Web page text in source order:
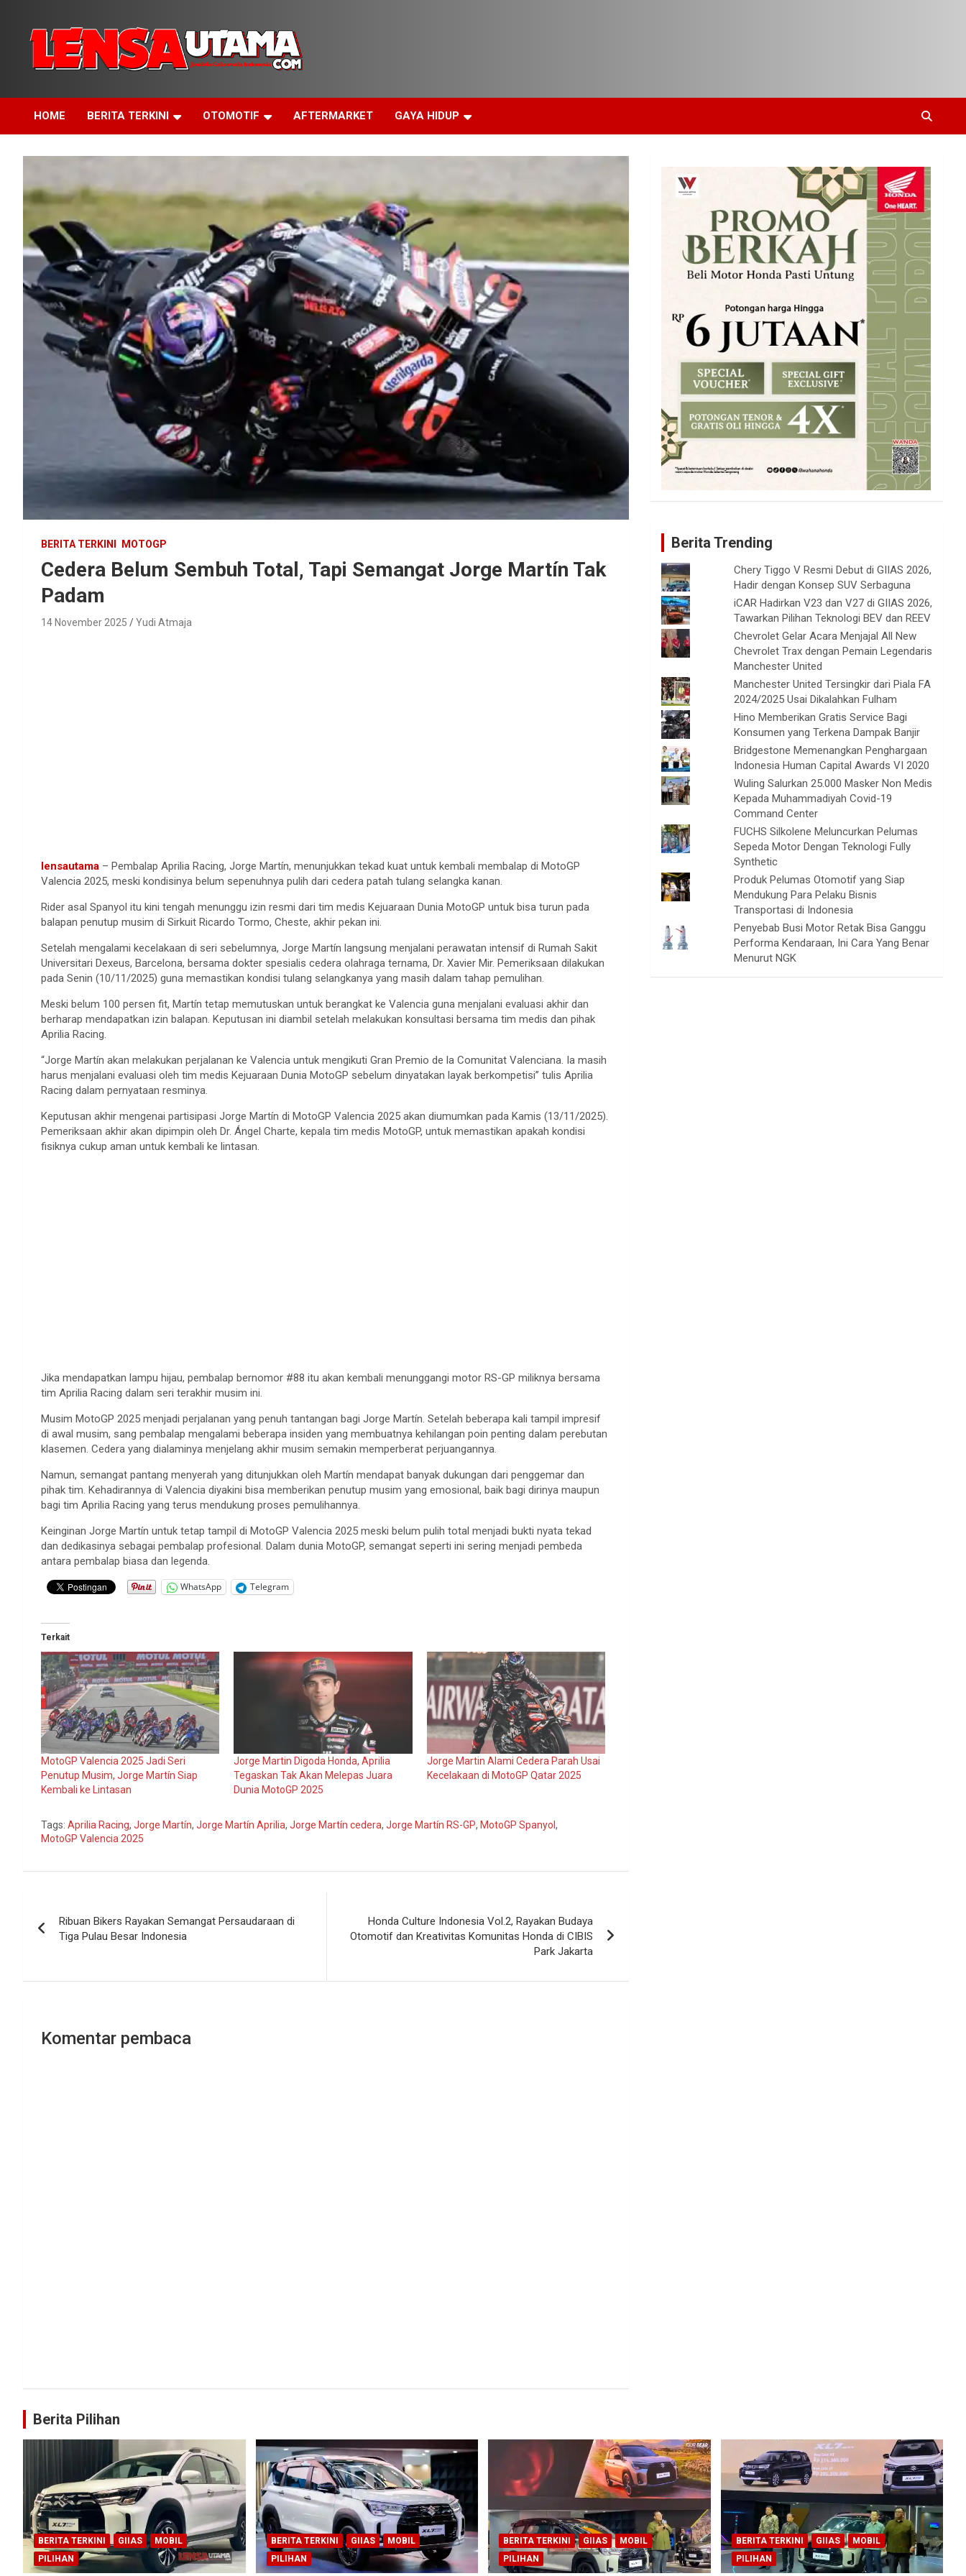
content
LensaUtama
HOME BERITA TERKINI OTOMOTIF AFTERMARKET GAYA HIDUP
BERITA TERKINI MOTOGP
Cedera Belum Sembuh Total, Tapi Semangat Jorge Martín Tak
Padam
14 November 2025 Yudi Atmaja
lensautama – Pembalap Aprilia Racing, Jorge Martín, menunjukkan tekad kuat untuk kembali membalap di MotoGP
Valencia 2025, meski kondisinya belum sepenuhnya pulih dari cedera patah tulang selangka kanan.
Rider asal Spanyol itu kini tengah menunggu izin resmi dari tim medis Kejuaraan Dunia MotoGP untuk bisa turun pada
balapan penutup musim di Sirkuit Ricardo Tormo, Cheste, akhir pekan ini.
Setelah mengalami kecelakaan di seri sebelumnya, Jorge Martín langsung menjalani perawatan intensif di Rumah Sakit
Universitari Dexeus, Barcelona, bersama dokter spesialis cedera olahraga ternama, Dr. Xavier Mir. Pemeriksaan dilakukan
pada Senin (10/11/2025) guna memastikan kondisi tulang selangkanya yang masih dalam tahap pemulihan.
Meski belum 100 persen fit, Martín tetap memutuskan untuk berangkat ke Valencia guna menjalani evaluasi akhir dan
berharap mendapatkan izin balapan. Keputusan ini diambil setelah melakukan konsultasi bersama tim medis dan pihak
Aprilia Racing.
“Jorge Martín akan melakukan perjalanan ke Valencia untuk mengikuti Gran Premio de la Comunitat Valenciana. Ia masih
harus menjalani evaluasi oleh tim medis Kejuaraan Dunia MotoGP sebelum dinyatakan layak berkompetisi” tulis Aprilia
Racing dalam pernyataan resminya.
Keputusan akhir mengenai partisipasi Jorge Martín di MotoGP Valencia 2025 akan diumumkan pada Kamis (13/11/2025).
Pemeriksaan akhir akan dipimpin oleh Dr. Ángel Charte, kepala tim medis MotoGP, untuk memastikan apakah kondisi
fisiknya cukup aman untuk kembali ke lintasan.
Jika mendapatkan lampu hijau, pembalap bernomor #88 itu akan kembali menunggangi motor RS-GP miliknya bersama
tim Aprilia Racing dalam seri terakhir musim ini.
Musim MotoGP 2025 menjadi perjalanan yang penuh tantangan bagi Jorge Martín. Setelah beberapa kali tampil impresif
di awal musim, sang pembalap mengalami beberapa insiden yang membuatnya kehilangan poin penting dalam perebutan
klasemen. Cedera yang dialaminya menjelang akhir musim semakin memperberat perjuangannya.
Namun, semangat pantang menyerah yang ditunjukkan oleh Martín mendapat banyak dukungan dari penggemar dan
pihak tim. Kehadirannya di Valencia diyakini bisa memberikan penutup musim yang emosional, baik bagi dirinya maupun
bagi tim Aprilia Racing yang terus mendukung proses pemulihannya.
Keinginan Jorge Martín untuk tetap tampil di MotoGP Valencia 2025 meski belum pulih total menjadi bukti nyata tekad
dan dedikasinya sebagai pembalap profesional. Dalam dunia MotoGP, semangat seperti ini sering menjadi pembeda
antara pembalap biasa dan legenda.
WhatsApp Telegram
Terkait
MotoGP Valencia 2025 Jadi Seri
Penutup Musim, Jorge Martín Siap
Kembali ke Lintasan
Jorge Martin Digoda Honda, Aprilia
Tegaskan Tak Akan Melepas Juara
Dunia MotoGP 2025
Jorge Martin Alami Cedera Parah Usai
Kecelakaan di MotoGP Qatar 2025
Tags: Aprilia Racing, Jorge Martín, Jorge Martín Aprilia, Jorge Martín cedera, Jorge Martín RS-GP, MotoGP Spanyol ,
MotoGP Valencia 2025
pos
Ribuan Bikers Rayakan Semangat Persaudaraan di
Tiga Pulau Besar Indonesia
Honda Culture Indonesia Vol.2, Rayakan Budaya
Otomotif dan Kreativitas Komunitas Honda di CIBIS
Park Jakarta
Komentar pembaca
Berita Trending
Chery Tiggo V Resmi Debut di GIIAS 2026,
Hadir dengan Konsep SUV Serbaguna
iCAR Hadirkan V23 dan V27 di GIIAS 2026,
Tawarkan Pilihan Teknologi BEV dan REEV
Chevrolet Gelar Acara Menjajal All New
Chevrolet Trax dengan Pemain Legendaris
Manchester United
Manchester United Tersingkir dari Piala FA
2024/2025 Usai Dikalahkan Fulham
Hino Memberikan Gratis Service Bagi
Konsumen yang Terkena Dampak Banjir
Bridgestone Memenangkan Penghargaan
Indonesia Human Capital Awards VI 2020
Wuling Salurkan 25.000 Masker Non Medis
Kepada Muhammadiyah Covid-19
Command Center
FUCHS Silkolene Meluncurkan Pelumas
Sepeda Motor Dengan Teknologi Fully
Synthetic
Produk Pelumas Otomotif yang Siap
Mendukung Para Pelaku Bisnis
Transportasi di Indonesia
Penyebab Busi Motor Retak Bisa Ganggu
Performa Kendaraan, Ini Cara Yang Benar
Menurut NGK
Berita Pilihan
BERITA TERKINI GIIAS
MOBIL
PILIHAN
BERITA TERKINI GIIAS
MOBIL
PILIHAN
BERITA TERKINI GIIAS
MOBIL
PILIHAN
BERITA TERKINI GIIAS
MOBIL
PILIHAN